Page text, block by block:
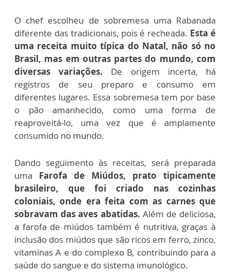
O chef escolheu de sobremesa uma Rabanada
diferente das tradicionais, pois é recheada. Esta é
uma receita muito típica do Natal, não só no
Brasil, mas em outras partes do mundo, com
diversas variações. De origem incerta, há
registros de seu preparo e consumo em
diferentes lugares. Essa sobremesa tem por base
o pão amanhecido, como uma forma de
reaproveitá-lo, uma vez que é amplamente
consumido no mundo.
Dando seguimento às receitas, será preparada
uma Farofa de Miúdos, prato tipicamente
brasileiro, que foi criado nas cozinhas
coloniais, onde era feita com as carnes que
sobravam das aves abatidas. Além de deliciosa,
a farofa de miúdos também é nutritiva, graças à
inclusão dos miúdos que são ricos em ferro, zinco,
vitaminas A e do complexo B, contribuindo para a
saúde do sangue e do sistema imunológico.